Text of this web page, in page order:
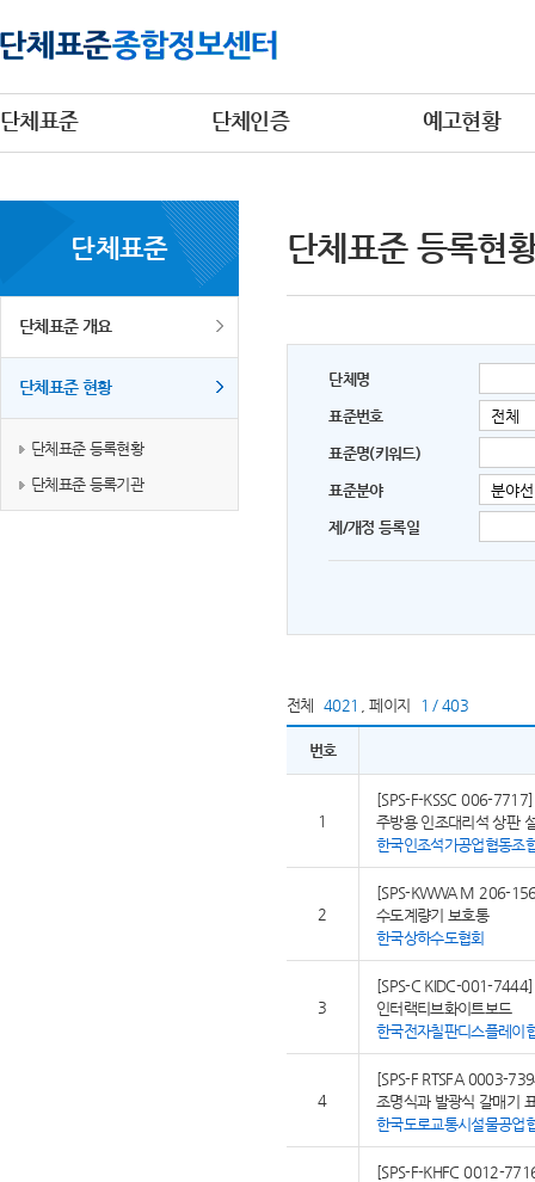
단체표준 단체인증 예고현황
단체표준
단체표준 개요
단체표준 현황
단체표준 등록현황
단체표준 등록기관
단체표준 등록현
단체명
표준번호
표준명(키워드)
표준분야
제/개정 등록일
전체 4021 페이지 1 / 403
번호
1
[SPS-F-KSSC 006-7717]
주방용 인조대리석 상판
한국인조석가공업협동조
2
[SPS-KWWA M 206-
수도계량기 보호통
한국상하수도협회
3
[SPS-C KIDC-001-7444]
인터랙티브화이트보드
한국전자칠판디스플레이
4
[SPS-F RTSFA 0003-
조명식과 발광식 갈매기
한국도로교통시설물공업
[SPS-F-KHFC 0012-